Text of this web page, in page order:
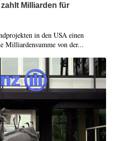
Milliarden für
in den USA einen
Milliardensumme von der...